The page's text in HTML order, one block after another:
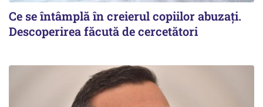
Ce se întâmplă în creierul copiilor abuzați.
Descoperirea făcută de cercetători